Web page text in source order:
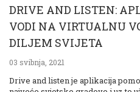
DRIVE AND LISTEN:
VODI NA VIRTUALNU
DILJEM SVIJETA
03 svibnja, 2021
Drive and listen je aplikacija